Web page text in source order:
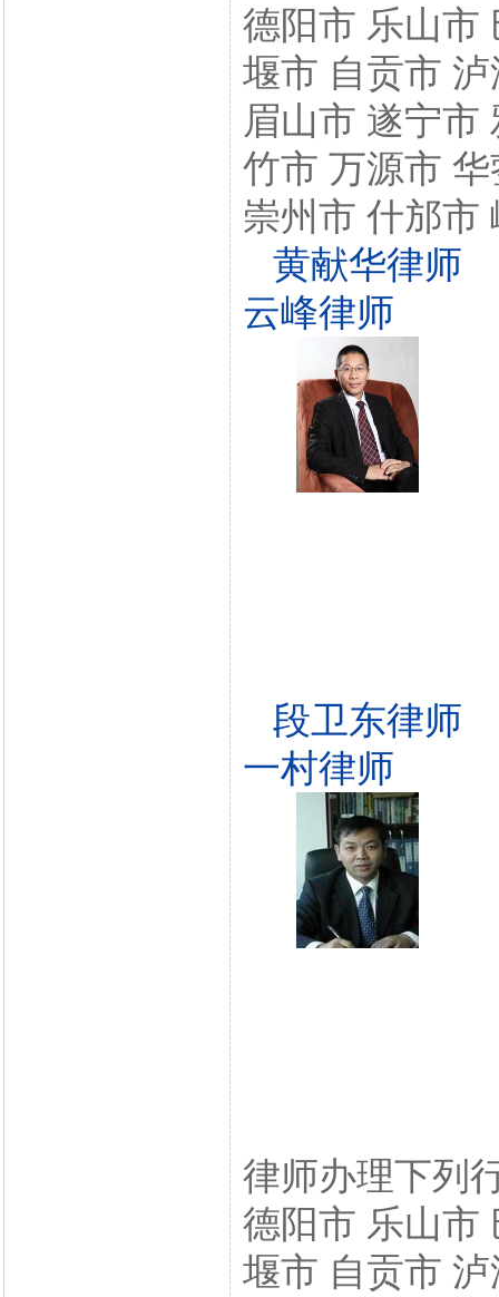
德阳市 乐山市
堰市 自贡市
眉山市 遂宁市
竹市 万源市
崇州市 什邡市
黄献华律师
云峰律师
段卫东律师
一村律师
律师办理下列
德阳市 乐山市
堰市 自贡市